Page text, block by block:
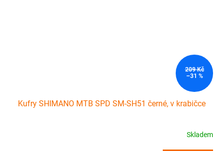
209 Kč
–31 %
Kufry SHIMANO MTB SPD SM-SH51 černé, v krabičce
Skladem